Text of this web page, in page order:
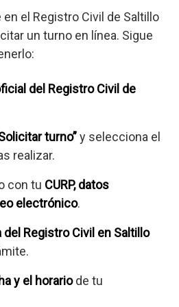
el Registro Civil de Saltillo
un turno en línea. Sigue
del Registro Civil de
turno”y selecciona el
realizar.
con tu CURP, datos
electrónico.
del Registro Civil en Saltillo
y el horariode tu